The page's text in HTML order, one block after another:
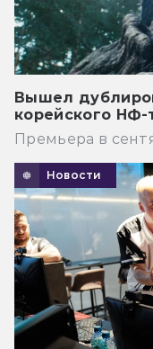
Вышел
корейского
Премьера в
Новости